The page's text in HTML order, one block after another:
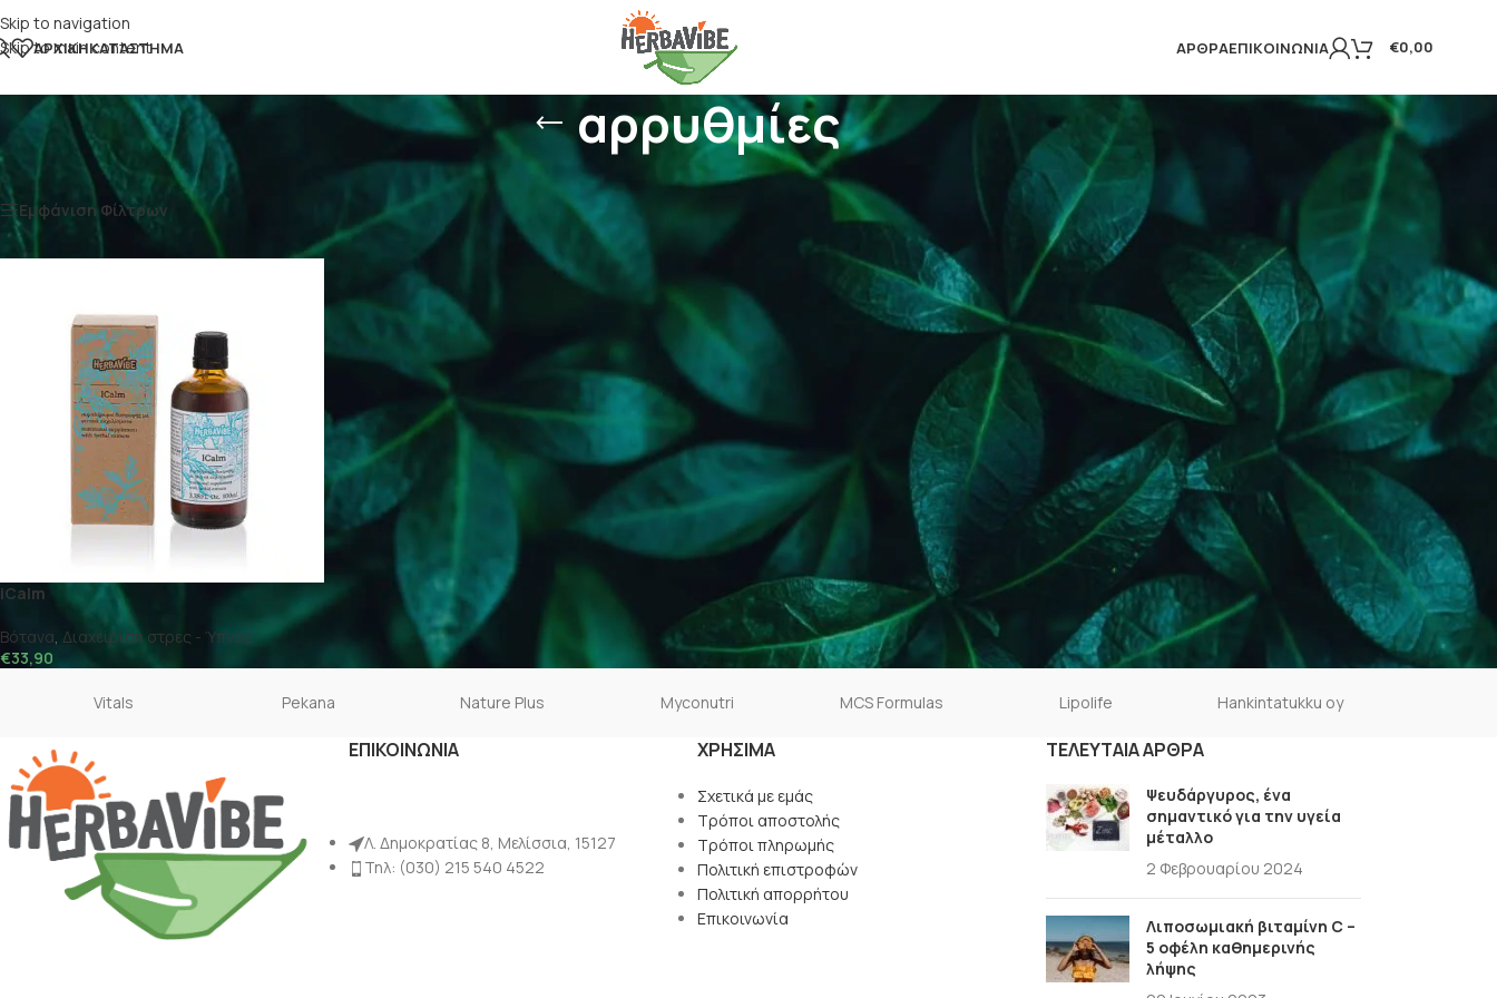
Skip to navigation
Skip to main content
ΑΡΧΙΚΉΚΑΤΆΣΤΗΜΑ ΆΡΘΡΑΕΠΙΚΟΙΝΩΝΊΑ €0,00
αρρυθμίες
Αρχική σελίδα/ Προϊόντα με ετικέτα “αρρυθμίες” Εμφάνιση του μοναδικού αποτελέσματος
Εμφάνιση Φίλτρων Δείτε 12 24
iCalm
Βότανα Διαχείριση στρες - Ύπνος
€33,90
Vitals Pekana Nature Plus Myconutri MCS Formulas Lipolife Hankintatukku oy
ΕΠΙΚΟΙΝΩΝΙΑ
Λ. Δημοκρατίας 8, Μελίσσια, 15127
Τηλ: (030) 215 540 4522
ΧΡΉΣΙΜΑ
Σχετικά με εμάς
Τρόποι αποστολής
Τρόποι πληρωμής
Πολιτική επιστροφών
Πολιτική απορρήτου
Επικοινωνία
ΤΕΛΕΥΤΑΊΑ ΆΡΘΡΑ
Ψευδάργυρος, ένα
σημαντικό για την υγεία
μέταλλο
2 Φεβρουαρίου 2024
Λιποσωμιακή βιταμίνη C –
5 οφέλη καθημερινής
λήψης